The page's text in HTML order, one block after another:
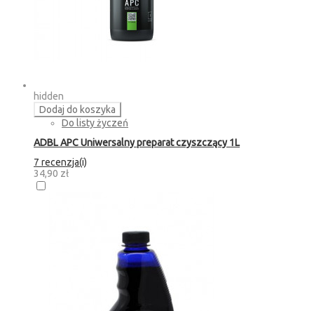
hidden
Dodaj do koszyka
Do listy życzeń
ADBL APC Uniwersalny preparat czyszczący 1L
7 recenzja(i)
34,90 zł